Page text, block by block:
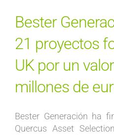
Bester
21 proyectos
UK por un
millones de
Bester Generación ha
Quercus Asset